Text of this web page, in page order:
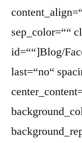
sep_color=““
id=““]Blog/
last=“no“